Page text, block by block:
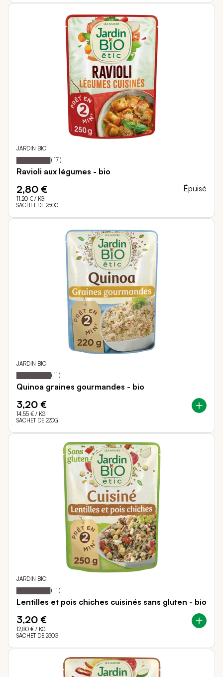
JARDIN BIO
Notation: 95
% of
( 17 )
Ravioli aux légumes - bio
2,80 €
11,20 € / KG
SACHET DE 250G
Épuisé
JARDIN BIO
Notation: 100
% of
( 11 )
Quinoa graines gourmandes - bio
3,20 €
14,55 € / KG
SACHET DE 220G
JARDIN BIO
Notation: 95
% of
( 11 )
Lentilles et pois chiches cuisinés sans gluten - bio
3,20 €
12,80 € / KG
SACHET DE 250G